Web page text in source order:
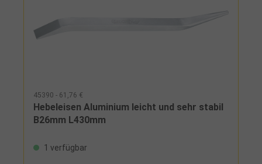
45390 - 61,76 €
Hebeleisen Aluminium leicht und sehr stabil
B26mm L430mm
1 verfügbar